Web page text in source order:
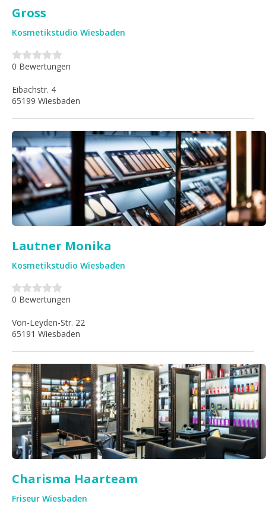
Gross
Kosmetikstudio Wiesbaden
Eibachstr. 4
65199 Wiesbaden
0 Bewertungen
Lautner Monika
Kosmetikstudio Wiesbaden
Von-Leyden-Str. 22
65191 Wiesbaden
0 Bewertungen
Charisma Haarteam
Friseur Wiesbaden